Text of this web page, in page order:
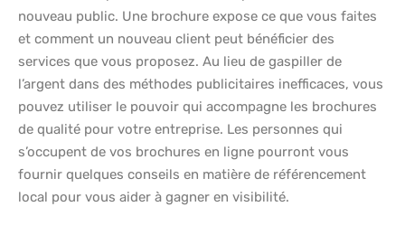
nouveau public. Une brochure expose ce que vous faites
et comment un nouveau client peut bénéficier des
services que vous proposez. Au lieu de gaspiller de
l’argent dans des méthodes publicitaires inefficaces, vous
pouvez utiliser le pouvoir qui accompagne les brochures
de qualité pour votre entreprise. Les personnes qui
s’occupent de vos brochures en ligne pourront vous
fournir quelques conseils en matière de référencement
local pour vous aider à gagner en visibilité.